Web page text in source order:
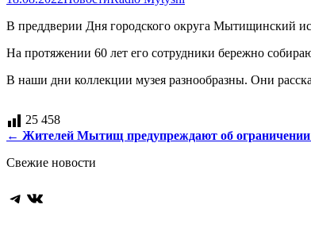
В преддверии Дня городского округа Мытищинский
На протяжении 60 лет его сотрудники бережно
В наши дни коллекции музея разнообразны. Они
25 458
Навигация
по
← Жителей Мытищ предупреждают об ограничении
Свежие новости
Telegram
ВКонтакте